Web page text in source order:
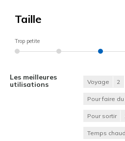
Taille
Trop petite
Les meilleures
utilisations
Voyage 2
Pour faire
Pour sortir
Temps chaud